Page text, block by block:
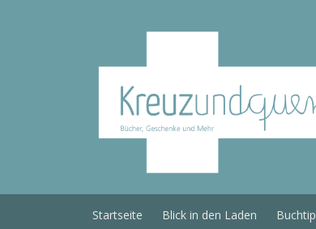
Startseite Blick in den Laden